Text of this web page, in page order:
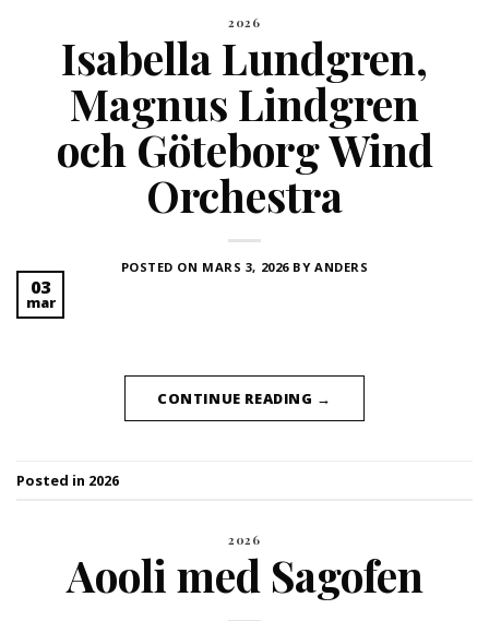
2026
Isabella Lundgren,
Magnus Lindgren
och Göteborg Wind
Orchestra
POSTED ON MARS 3, 2026 BYANDERS
03
mar
CONTINUE READING →
Posted in 2026
2026
Aooli med Sagofen